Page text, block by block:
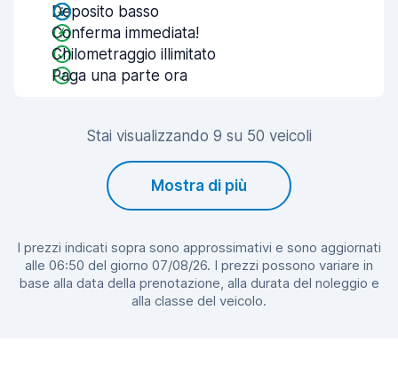
Deposito basso
Conferma immediata!
Chilometraggio illimitato
Paga una parte ora
Stai visualizzando 9 su 50 veicoli
Mostra di più
I prezzi indicati sopra sono approssimativi e sono aggiornati
alle 06:50 del giorno 07/08/26. I prezzi possono variare in
base alla data della prenotazione, alla durata del noleggio e
alla classe del veicolo.